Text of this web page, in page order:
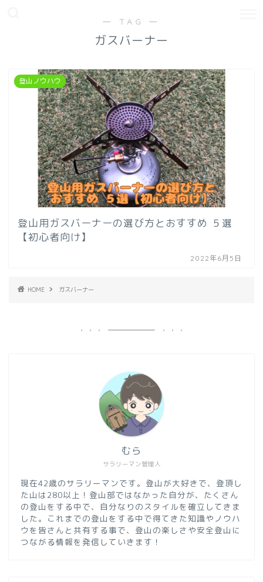
― TAG ―
ガスバーナー
登山ノウハウ
登山用ガスバーナーの選び方とおすすめ ５選
【初心者向け】
2022年6月5日
HOME ガスバーナー
サラリーマン管理人
むら
現在42歳のサラリーマンです。登山が大好きで、登頂し
た山は280以上！登山部ではなかった自分が、たくさん
の登山をする中で、自分なりのスタイルを確立してきま
した。これまでの登山をする中で得てきた知識やノウハ
ウを皆さんと共有する事で、登山の楽しさや安全登山に
つながる情報を発信していきます！